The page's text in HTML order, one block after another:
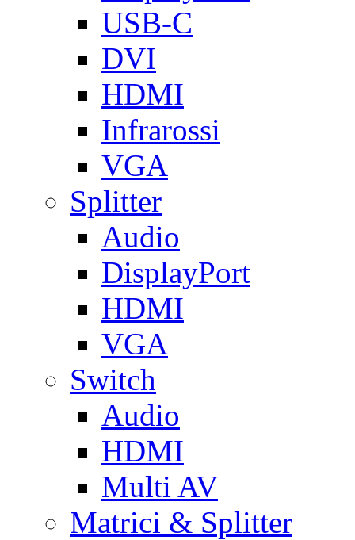
USB-C
DVI
HDMI
Infrarossi
VGA
Splitter
Audio
DisplayPort
HDMI
VGA
Switch
Audio
HDMI
Multi AV
Matrici & Splitter